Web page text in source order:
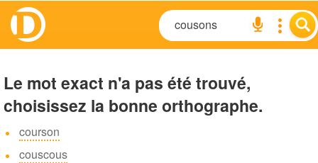
Le mot exact n'a pas été trouvé,
choisissez la bonne orthographe.
courson
couscous